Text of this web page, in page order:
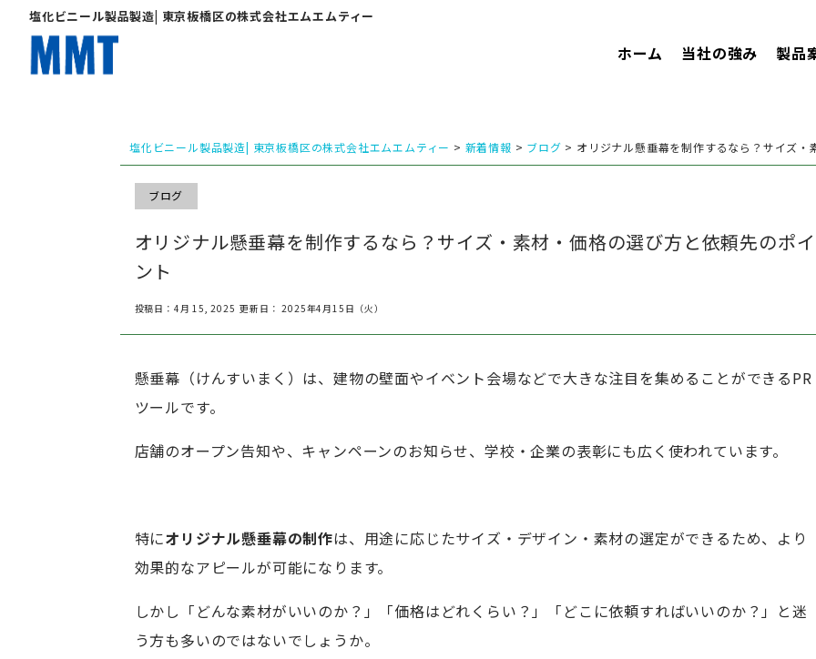
塩化ビニール製品製造| 東京板橋区の株式会社エムエムティー
ホーム 当社の強み 製品
塩化ビニール製品製造| 東京板橋区の株式会社エムエムティー > 新着情報 > ブログ > オリジナル懸垂幕を制作するなら？サイズ
ブログ
オリジナル懸垂幕を制作するなら？サイズ・素材・価格の選び方と依頼先のポイ
ント
投稿日：4月 15, 2025 更新日： 2025年4月15日（火）
懸垂幕（けんすいまく）は、建物の壁面やイベント会場などで大きな注目を集めることができるPR
ツールです。
店舗のオープン告知や、キャンペーンのお知らせ、学校・企業の表彰にも広く使われています。
特にオリジナル懸垂幕の制作は、用途に応じたサイズ・デザイン・素材の選定ができるため、より
効果的なアピールが可能になります。
しかし「どんな素材がいいのか？」「価格はどれくらい？」「どこに依頼すればいいのか？」と迷
う方も多いのではないでしょうか。